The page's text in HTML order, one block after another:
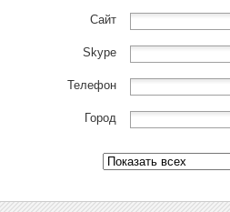
Сайт
Skype
Телефон
Город